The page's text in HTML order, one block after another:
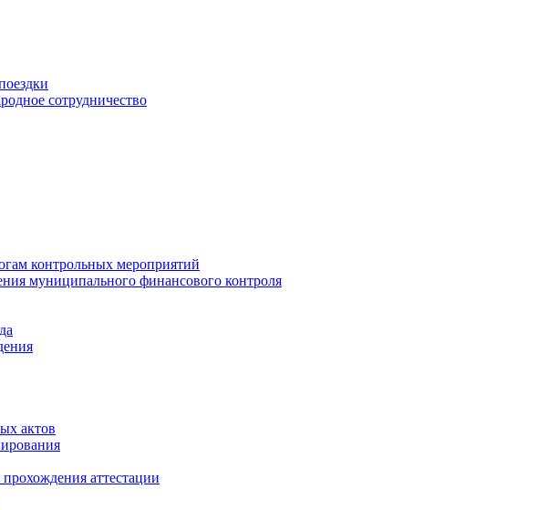
сотрудничество
контрольных мероприятий
муниципального финансового контроля
актов
аттестации